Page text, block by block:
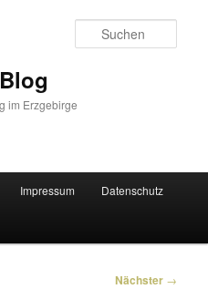
im Erzgebirge
Impressum Datenschutz
Nächster →